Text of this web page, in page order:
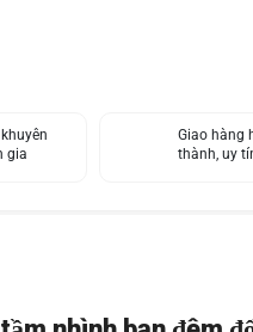
gia
Giao hàng
thành, uy